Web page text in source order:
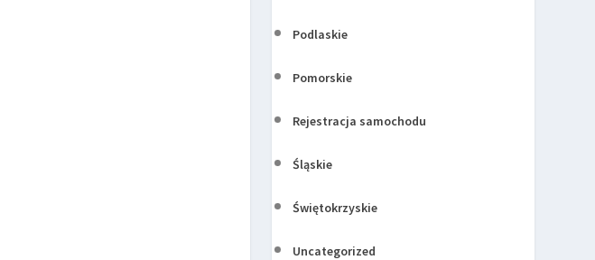
Podlaskie
Pomorskie
Rejestracja samochodu
Śląskie
Świętokrzyskie
Uncategorized